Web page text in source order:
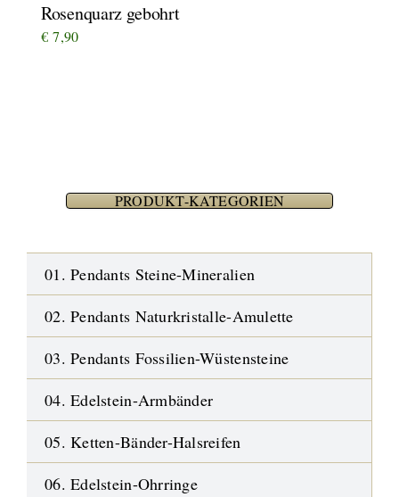
Rosenquarz gebohrt
€ 7,90
PRODUKT-KATEGORIEN
01. Pendants Steine-Mineralien
02. Pendants Naturkristalle-Amulette
03. Pendants Fossilien-Wüstensteine
04. Edelstein-Armbänder
05. Ketten-Bänder-Halsreifen
06. Edelstein-Ohrringe